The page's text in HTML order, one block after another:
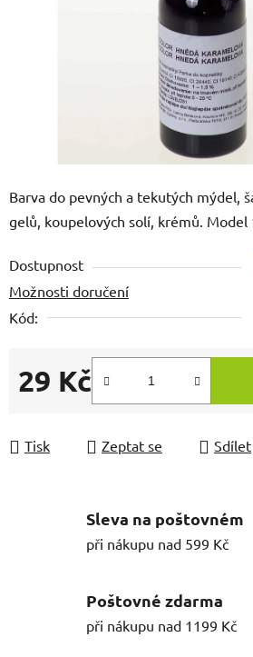
Barva do pevných a tekutých mýdel,
gelů, koupelových solí, krémů. Model
Dostupnost
Možnosti doručení
Kód:
29 Kč
Měrná cena:
Tisk Zeptat se Sdílet
Sleva na poštovném
při nákupu nad 599 Kč
Poštovné zdarma
při nákupu nad 1199 Kč